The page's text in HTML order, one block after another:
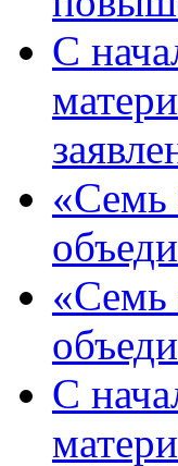
С
«Семь
«Семь
С